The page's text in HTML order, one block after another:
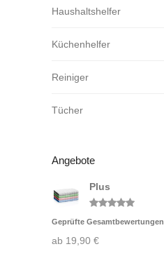
Haushaltshelfer
Küchenhelfer
Reiniger
Tücher
Angebote
Plus
Bewertet
mit5.00
Geprüfte Gesamtbewertungen
ab 19,90 €